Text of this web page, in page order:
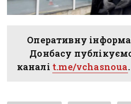
Оперативну
Донбасу
каналі t.me/vchasnoua